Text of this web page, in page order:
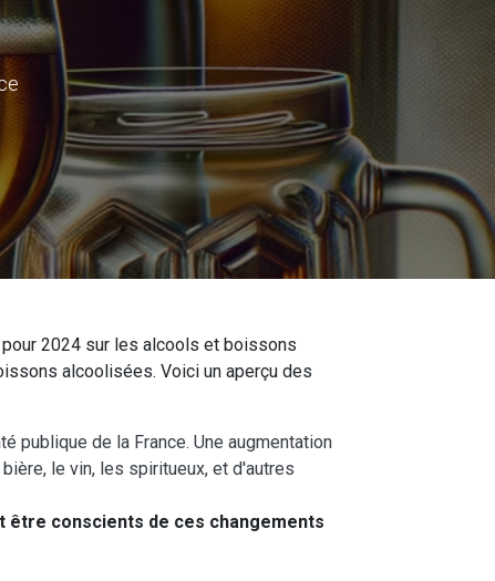
2024 sur les alcools et boissons
alcoolisées. Voici un aperçu des
publique de la France. Une augmentation
le vin, les spiritueux, et d'autres
être conscients de ces changements